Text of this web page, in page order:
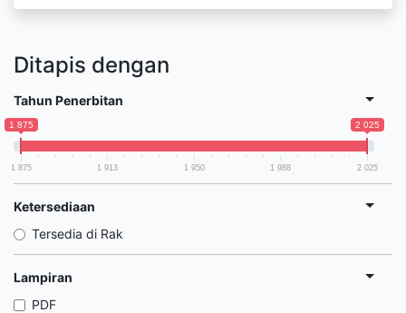
Ditapis dengan
Tahun Penerbitan
1 875 2 025
1 875 1 913 1 950 1 988 2 025
Ketersediaan
Tersedia di Rak
Lampiran
PDF